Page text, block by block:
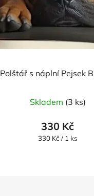
Polštář s náplní Pejsek
Skladem (3 ks)
330 Kč
Měrná
330 Kč / 1 ks